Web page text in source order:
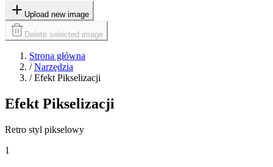
Upload new image
Delete selected image
Strona główna
/ Narzędzia
/ Efekt Pikselizacji
Efekt Pikselizacji
Retro styl pikselowy
1